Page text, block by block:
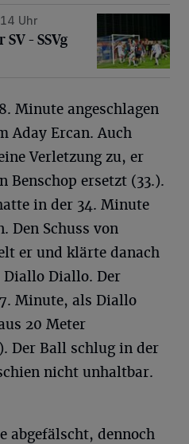
SSVg Velbert
Uhr
– SSVg
Minute angeschlagen
Aday Ercan. Auch
Verletzung zu, er
Benschop ersetzt (33.).
in der 34. Minute
Den Schuss von
er und klärte danach
Diallo Diallo. Der
Minute, als Diallo
20 Meter
Der Ball schlug in der
nicht unhaltbar.
abgefälscht, dennoch